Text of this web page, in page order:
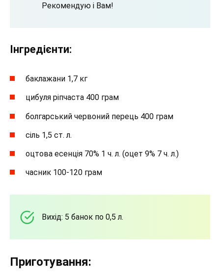
Рекомендую і Вам!
Інгредієнти:
баклажани 1,7 кг
цибуля ріпчаста 400 грам
болгарський червоний перець 400 грам
сіль 1,5 ст. л.
оцтова есенція 70% 1 ч. л. (оцет 9% 7 ч. л.)
часник 100-120 грам
Вихід: 5 банок по 0,5 л.
Приготування: